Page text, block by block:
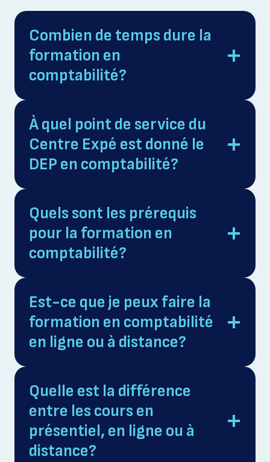
Combien de temps dure la
formation en
comptabilité?
À quel point de service du
Centre Expé est donné le
DEP en comptabilité?
Quels sont les prérequis
pour la formation en
comptabilité?
Est-ce que je peux faire la
formation en comptabilité
en ligne ou à distance?
Quelle est la différence
entre les cours en
présentiel, en ligne ou à
distance?